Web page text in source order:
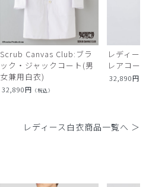
Scrub Canvas Club:ブラ
ック・ジャックコート(男
女兼用白衣)
32,890円 （税込）
レディー
レアコート
32,890円
レディース白衣商品一覧へ ＞